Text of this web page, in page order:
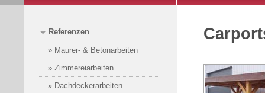
Referenzen
» Maurer- & Betonarbeiten
» Zimmereiarbeiten
» Dachdeckerarbeiten